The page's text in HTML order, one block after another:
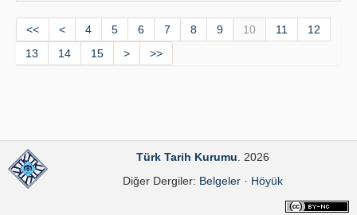
<< < 4 5 6 7 8 9 10 11
12
13
14 15 > >>
Türk Tarih Kurumu . 2026
Diğer Dergiler: Belgeler· Höyük